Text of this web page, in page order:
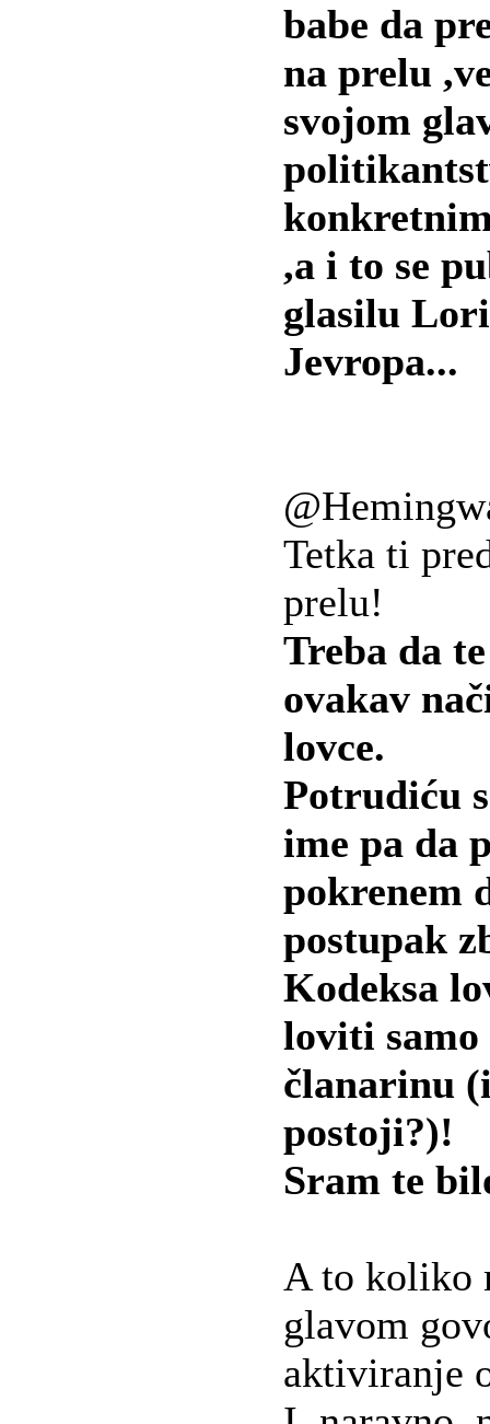
babe da
na prelu
svojom
,a i to se
glasilu
Jevropa...
Tetka ti
prelu!
Treba da
ovakav
lovce.
Potrudiću
ime pa da
pokrenem
postupak
Kodeksa
loviti
članarinu
postoji?)!
Sram te
A to koliko
glavom
aktiviranje